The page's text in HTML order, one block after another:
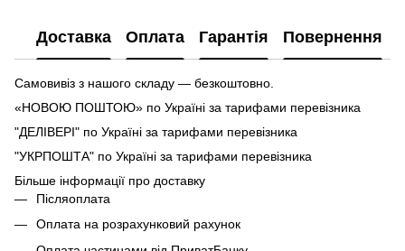
Доставка Оплата Гарантія Повернення
Самовивіз з нашого складу — безкоштовно.
«НОВОЮ ПОШТОЮ» по Україні за тарифами перевізника
"ДЕЛІВЕРІ" по Україні за тарифами перевізника
"УКРПОШТА" по Україні за тарифами перевізника
Більше інформації про доставку
Післяоплата
Оплата на розрахунковий рахунок